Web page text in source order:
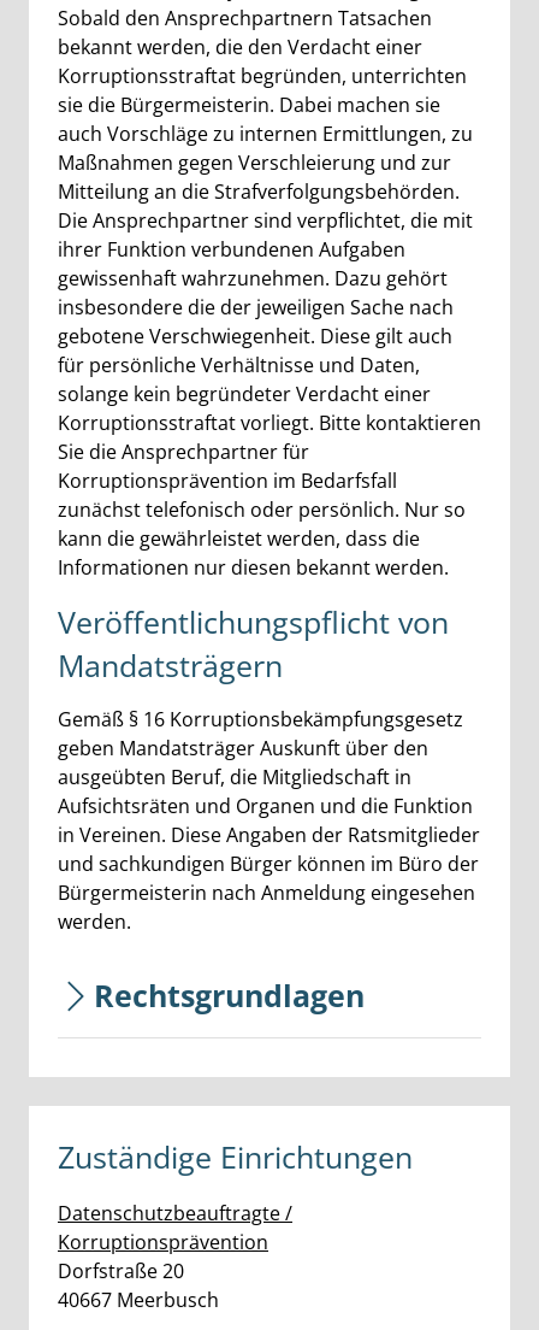
Sobald den Ansprechpartnern Tatsachen
bekannt werden, die den Verdacht einer
Korruptionsstraftat begründen, unterrichten
sie die Bürgermeisterin. Dabei machen sie
auch Vorschläge zu internen Ermittlungen, zu
Maßnahmen gegen Verschleierung und zur
Mitteilung an die Strafverfolgungsbehörden.
Die Ansprechpartner sind verpflichtet, die mit
ihrer Funktion verbundenen Aufgaben
gewissenhaft wahrzunehmen. Dazu gehört
insbesondere die der jeweiligen Sache nach
gebotene Verschwiegenheit. Diese gilt auch
für persönliche Verhältnisse und Daten,
solange kein begründeter Verdacht einer
Korruptionsstraftat vorliegt. Bitte kontaktieren
Sie die Ansprechpartner für
Korruptionsprävention im Bedarfsfall
zunächst telefonisch oder persönlich. Nur so
kann die gewährleistet werden, dass die
Informationen nur diesen bekannt werden.
Veröffentlichungspflicht von
Mandatsträgern
Gemäß § 16 Korruptionsbekämpfungsgesetz
geben Mandatsträger Auskunft über den
ausgeübten Beruf, die Mitgliedschaft in
Aufsichtsräten und Organen und die Funktion
in Vereinen. Diese Angaben der Ratsmitglieder
und sachkundigen Bürger können im Büro der
Bürgermeisterin nach Anmeldung eingesehen
werden.
Rechtsgrundlagen
Zuständige Einrichtungen
Datenschutzbeauftragte /
Korruptionsprävention
Straße:
Dorfstraße Hausnummer:
20
PLZ:
40667 Ort:
Meerbusch